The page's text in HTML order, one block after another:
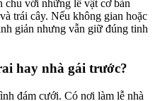
chu với những lễ vật cơ bản
trái cây. Nếu không gian hoặc
giản nhưng vẫn giữ đúng tinh
hay nhà gái trước?
đám cưới. Có nơi làm lễ nhà